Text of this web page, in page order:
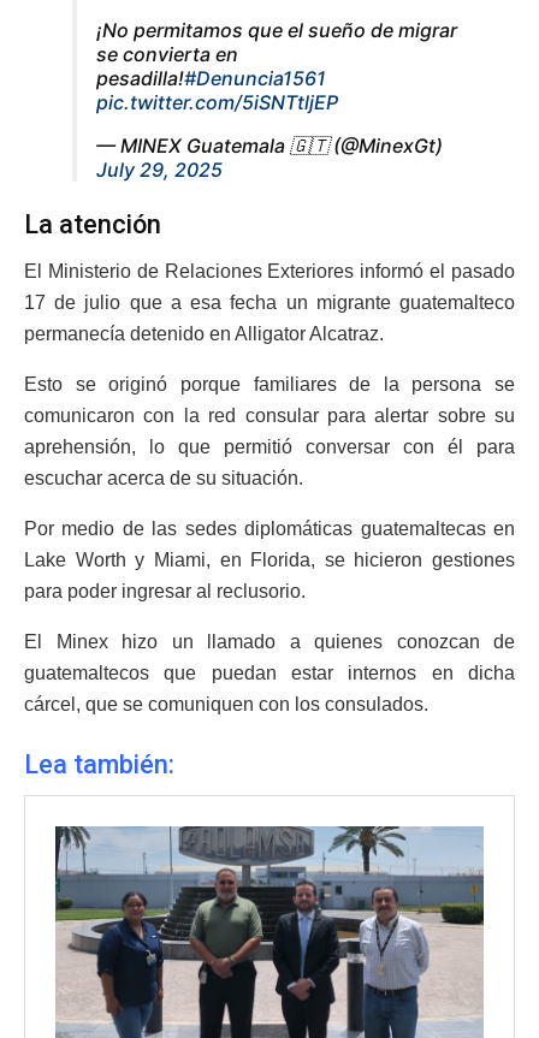
¡No permitamos que el sueño de migrar
se convierta en
pesadilla!#Denuncia1561
pic.twitter.com/5iSNTtljEP
— MINEX Guatemala 🇬🇹 (@MinexGt)
July 29, 2025
La atención
El Ministerio de Relaciones Exteriores informó el pasado
17 de julio que a esa fecha un migrante guatemalteco
permanecía detenido en Alligator Alcatraz.
Esto se originó porque familiares de la persona se
comunicaron con la red consular para alertar sobre su
aprehensión, lo que permitió conversar con él para
escuchar acerca de su situación.
Por medio de las sedes diplomáticas guatemaltecas en
Lake Worth y Miami, en Florida, se hicieron gestiones
para poder ingresar al reclusorio.
El Minex hizo un llamado a quienes conozcan de
guatemaltecos que puedan estar internos en dicha
cárcel, que se comuniquen con los consulados.
Lea también: